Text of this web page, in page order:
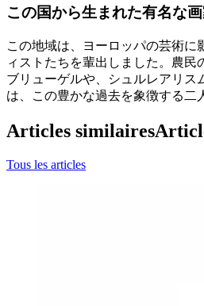
この国から生まれた有名な
この地域は、ヨーロッパの芸術に
ィストたちを輩出しました。農民
ブリューゲルや、シュルレアリス
は、この豊かな過去を象徴する二
Articles similaires
Tous les articles